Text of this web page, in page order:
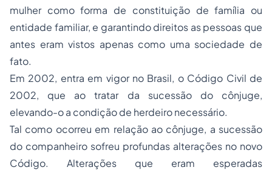
mulher como forma de constituição de família ou
entidade familiar, e garantindo direitos as pessoas que
antes eram vistos apenas como uma sociedade de
fato.
Em 2002, entra em vigor no Brasil, o Código Civil de
2002, que ao tratar da sucessão do cônjuge,
elevando-o a condição de herdeiro necessário.
Tal como ocorreu em relação ao cônjuge, a sucessão
do companheiro sofreu profundas alterações no novo
Código. Alterações que eram esperadas